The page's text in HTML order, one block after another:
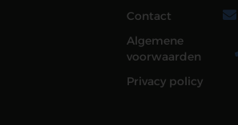
Contact
Algemene
voorwaarden
Privacy policy